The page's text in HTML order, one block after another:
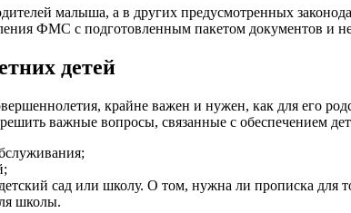
малыша, а в других предусмотренных
ФМС с подготовленным пакетом документов и
детей
крайне важен и нужен, как для его
важные вопросы, связанные с обеспечением
сад или школу. О том, нужна ли прописка для
школы.